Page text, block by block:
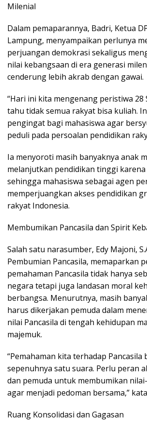
Milenial
Dalam pemaparannya, Badri, Ketua
Lampung, menyampaikan perlunya
perjuangan demokrasi sekaligus
nilai kebangsaan di era generasi
cenderung lebih akrab dengan gawai.
“Hari ini kita mengenang peristiwa 28
tahu tidak semua rakyat bisa kuliah.
pengingat bagi mahasiswa agar
peduli pada persoalan pendidikan
Ia menyoroti masih banyaknya anak
melanjutkan pendidikan tinggi
sehingga mahasiswa sebagai agen
memperjuangkan akses pendidikan
rakyat Indonesia.
Membumikan Pancasila dan Spirit
Salah satu narasumber, Edy Majoni,
Pembumian Pancasila, memaparkan
pemahaman Pancasila tidak hanya
negara tetapi juga landasan moral
berbangsa. Menurutnya, masih
harus dikerjakan pemuda dalam
nilai Pancasila di tengah kehidupan
majemuk.
“Pemahaman kita terhadap Pancasila
sepenuhnya satu suara. Perlu peran
dan pemuda untuk membumikan
agar menjadi pedoman bersama,”
Ruang Konsolidasi dan Gagasan